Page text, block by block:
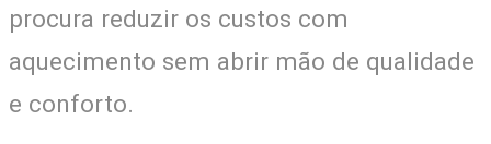
procura reduzir os custos com
aquecimento sem abrir mão de qualidade
e conforto.